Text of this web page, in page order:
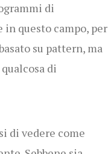
di
questo campo, per
su pattern, ma
di
di vedere come